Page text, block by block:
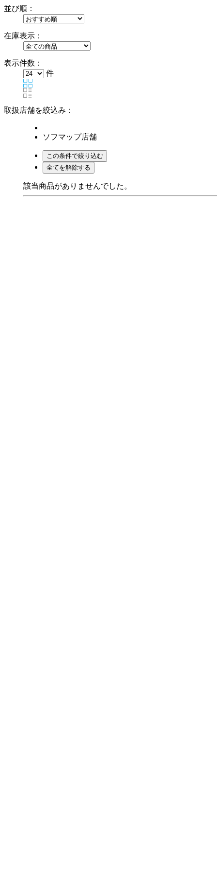
並び順：
在庫表示：
表示件数：
件
取扱店舗を絞込み：
ソフマップ店舗
該当商品がありませんでした。